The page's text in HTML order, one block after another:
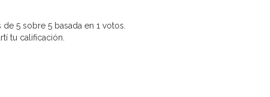
5 sobre 5 basada en 1 votos.
tu calificación.